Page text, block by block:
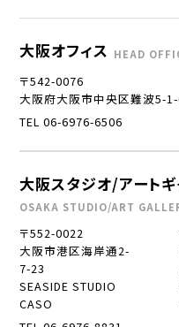
大阪オフィス HEAD
〒542-0076
大阪府大阪市中央区難波5-1-
TEL 06-6976-6506
大阪スタジオ/アートギ
OSAKA STUDIO/ART
〒552-0022
大阪市港区海岸通2-
7-23
SEASIDE STUDIO
CASO